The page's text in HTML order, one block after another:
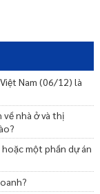
Nam (06/12) là
nhà ở và thị
một phần dự án